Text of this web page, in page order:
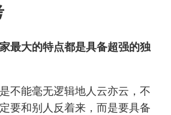
最大的特点都是具备超强的独
不能毫无逻辑地人云亦云，不
要和别人反着来，而是要具备